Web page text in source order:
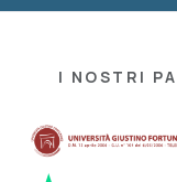
I NOSTRI